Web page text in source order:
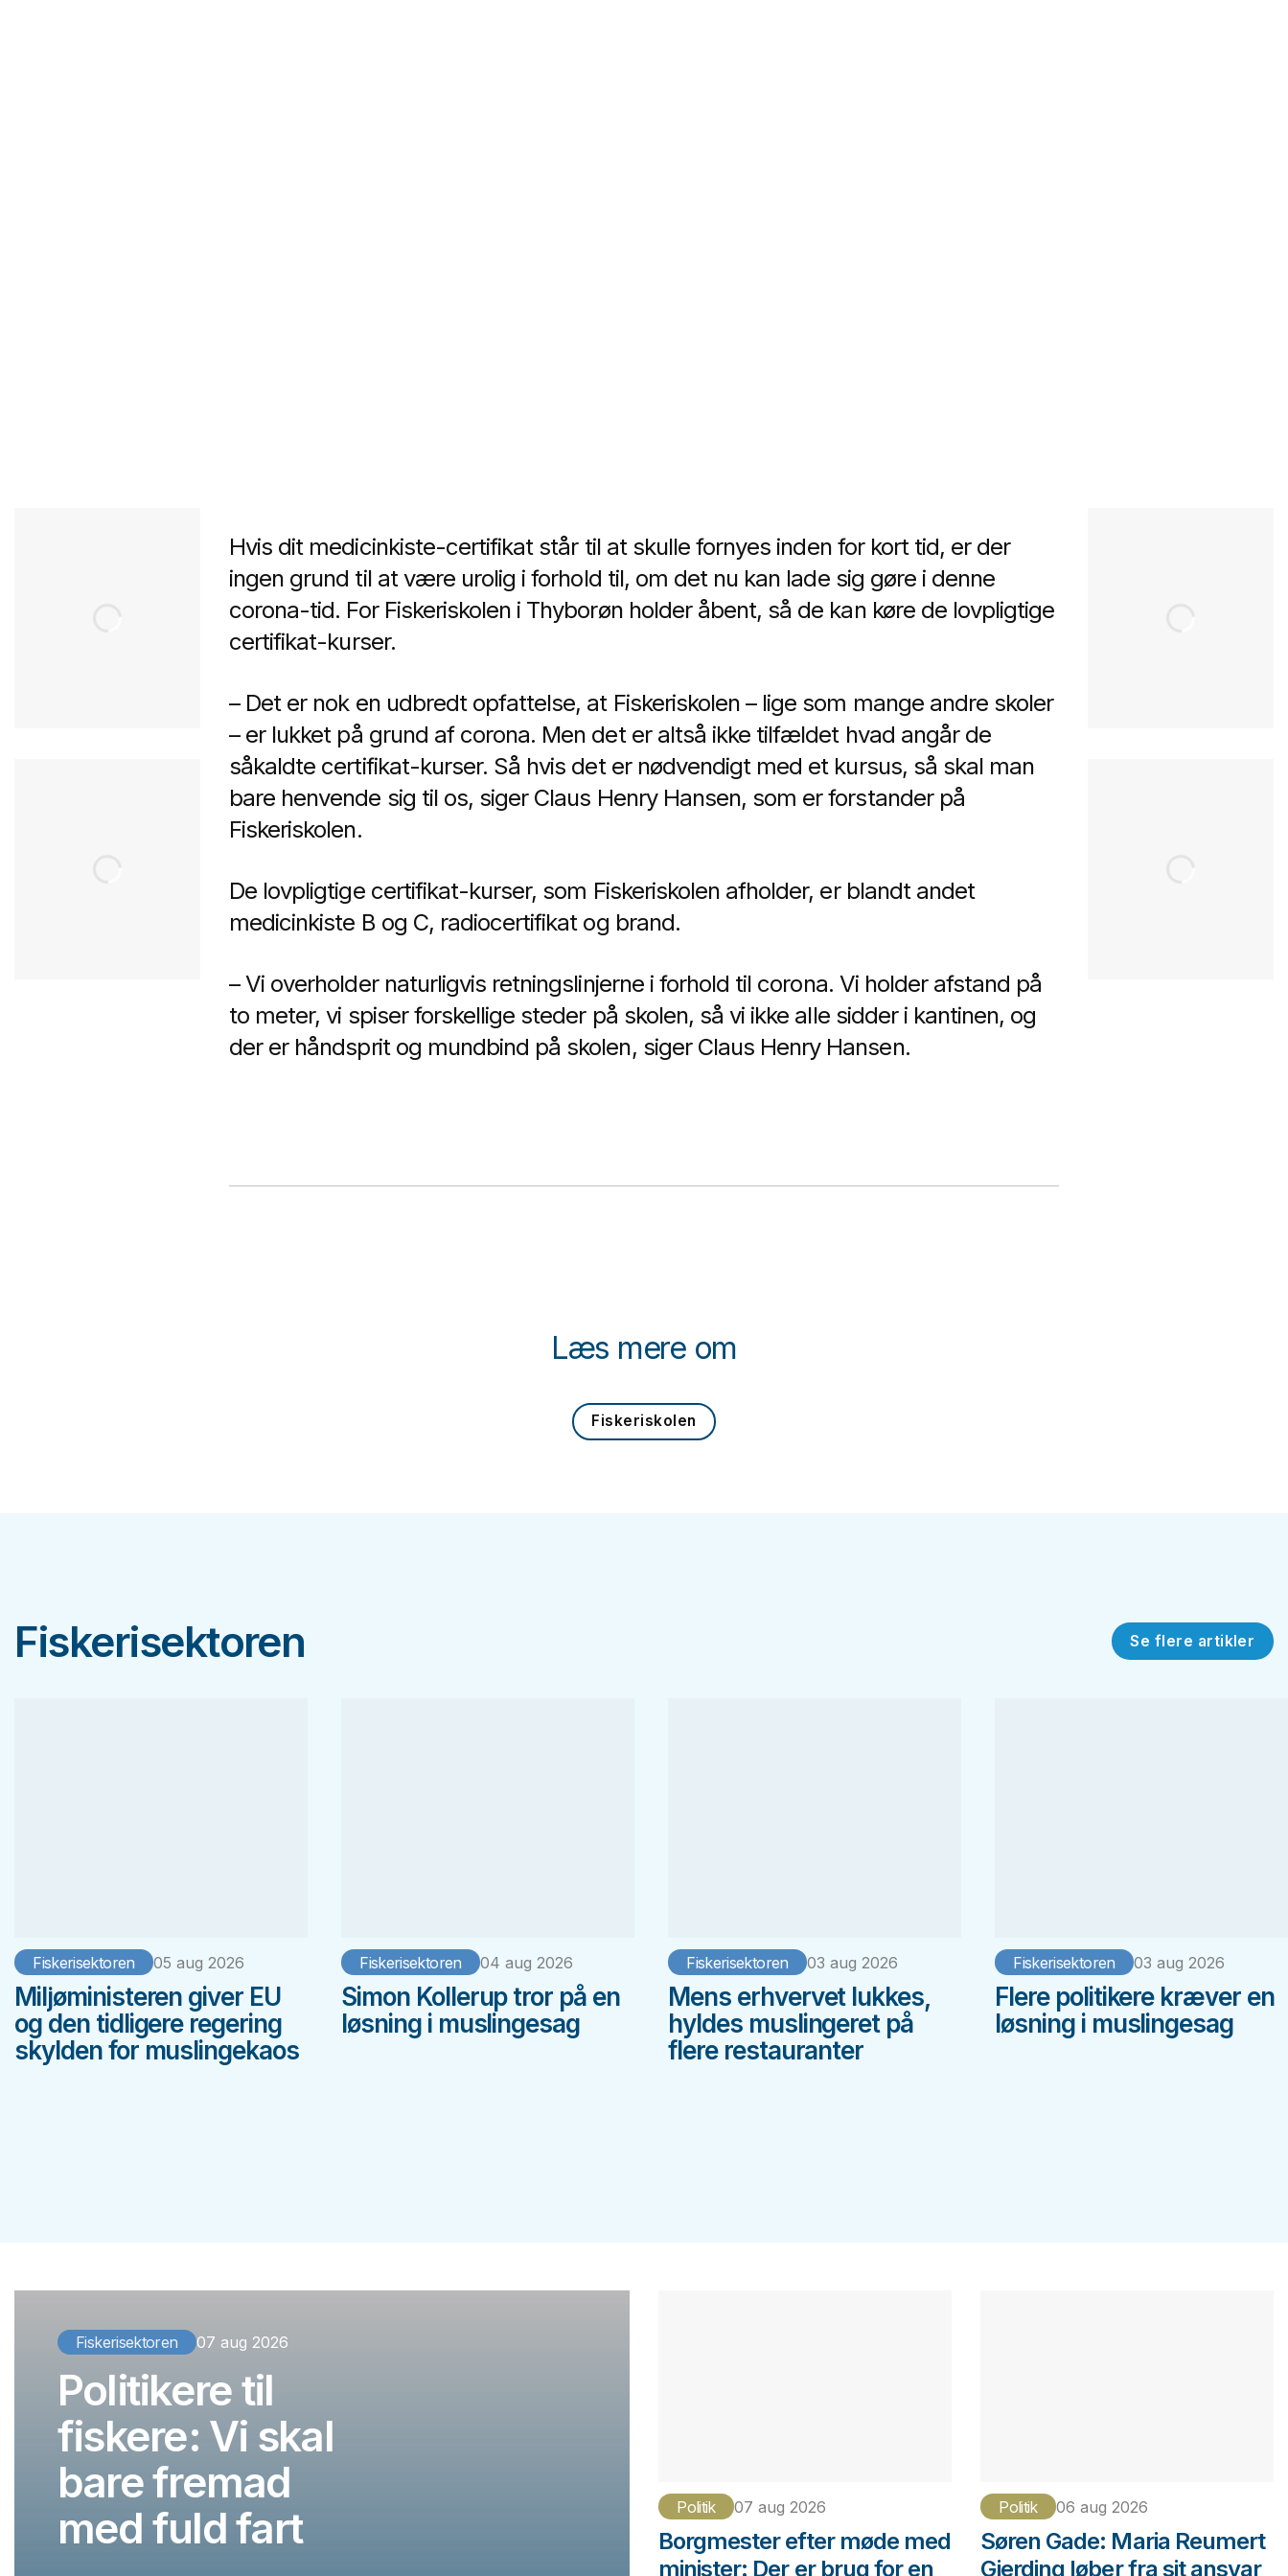
Hvis dit medicinkiste-certifikat står til at skulle fornyes inden for kort tid, er der
ingen grund til at være urolig i forhold til, om det nu kan lade sig gøre i denne
corona-tid. For Fiskeriskolen i Thyborøn holder åbent, så de kan køre de lovpligtige
certifikat-kurser.
– Det er nok en udbredt opfattelse, at Fiskeriskolen – lige som mange andre skoler
– er lukket på grund af corona. Men det er altså ikke tilfældet hvad angår de
såkaldte certifikat-kurser. Så hvis det er nødvendigt med et kursus, så skal man
bare henvende sig til os, siger Claus Henry Hansen, som er forstander på
Fiskeriskolen.
De lovpligtige certifikat-kurser, som Fiskeriskolen afholder, er blandt andet
medicinkiste B og C, radiocertifikat og brand.
– Vi overholder naturligvis retningslinjerne i forhold til corona. Vi holder afstand på
to meter, vi spiser forskellige steder på skolen, så vi ikke alle sidder i kantinen, og
der er håndsprit og mundbind på skolen, siger Claus Henry Hansen.
Læs mere om
Fiskeriskolen
Fiskerisektoren Se flere artikler
Fiskerisektoren 05 aug 2026
Miljøministeren giver EU
og den tidligere regering
skylden for muslingekaos
Fiskerisektoren 04 aug 2026
Simon Kollerup tror på en
løsning i muslingesag
Fiskerisektoren 03 aug 2026
Mens erhvervet lukkes,
hyldes muslingeret på
flere restauranter
Fiskerisektoren 03 aug 2026
Flere politikere kræver en
løsning i muslingesag
Fiskerisektoren 07 aug 2026
Politikere til
fiskere: Vi skal
bare fremad
med fuld fart
Politik 07 aug 2026
Borgmester efter møde med
minister: Der er brug for en
Politik 06 aug 2026
Søren Gade: Maria Reumert
Gjerding løber fra sit ansvar